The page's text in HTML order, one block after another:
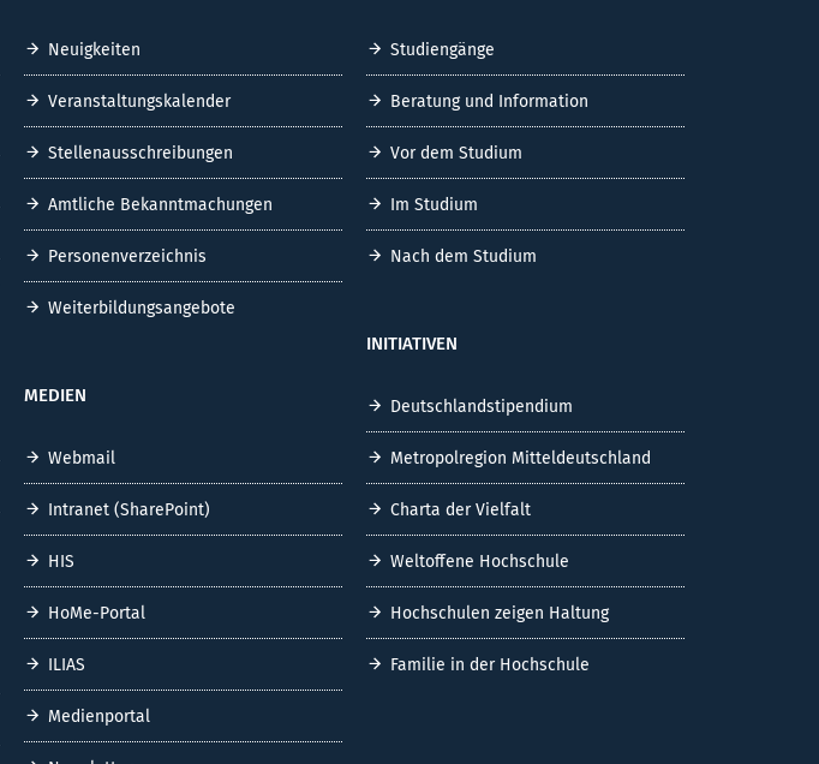
Neuigkeiten
Veranstaltungskalender
Stellenausschreibungen
Amtliche Bekanntmachungen
Personenverzeichnis
Weiterbildungsangebote
MEDIEN
Webmail
Intranet (SharePoint)
HIS
HoMe-Portal
ILIAS
Medienportal
Studiengänge
Beratung und Information
Vor dem Studium
Im Studium
Nach dem Studium
INITIATIVEN
Deutschlandstipendium
Metropolregion Mitteldeutschland
Charta der Vielfalt
Weltoffene Hochschule
Hochschulen zeigen Haltung
Familie in der Hochschule